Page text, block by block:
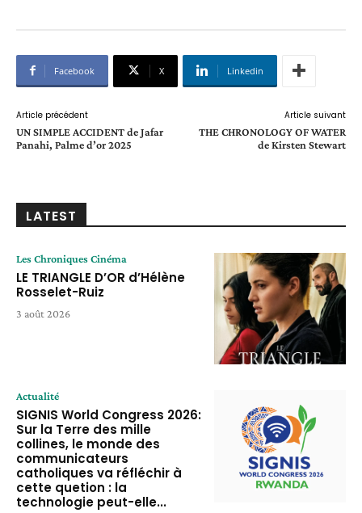
Facebook X Linkedin
Article précédent
UN SIMPLE ACCIDENT de Jafar
Panahi, Palme d’or 2025
Article suivant
THE CHRONOLOGY OF WATER
de Kirsten Stewart
LATEST
Les Chroniques Cinéma
LE TRIANGLE D’OR d’Hélène
Rosselet-Ruiz
3 août 2026
Actualité
SIGNIS World Congress 2026:
Sur la Terre des mille
collines, le monde des
communicateurs
catholiques va réfléchir à
cette quetion : la
technologie peut-elle...